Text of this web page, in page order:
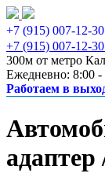
+7 (915) 007-12-30
+7 (915) 007-12-30
300м от метро
Ежедневно: 8:00 -
Работаем в
адаптер